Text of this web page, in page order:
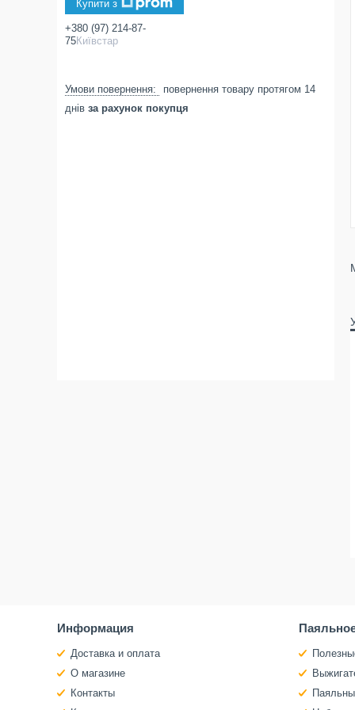
Купити з
+380 (97) 214-87-
75Київстар
повернення товару протягом 14
днів за рахунок покупця
Информация
Доставка и оплата
О магазине
Контакты